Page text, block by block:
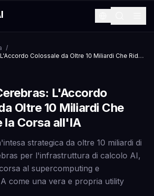
/
OpenAI e Cerebras: L'Accordo Colossale da Oltre 10 Miliardi Che Ridefinisce la Corsa all'IA
L'Accordo
Oltre 10 Miliardi Che
la Corsa all'IA
strategica da oltre 10 miliardi di
per l'infrastruttura di calcolo AI,
al supercomputing e
come una vera e propria utility